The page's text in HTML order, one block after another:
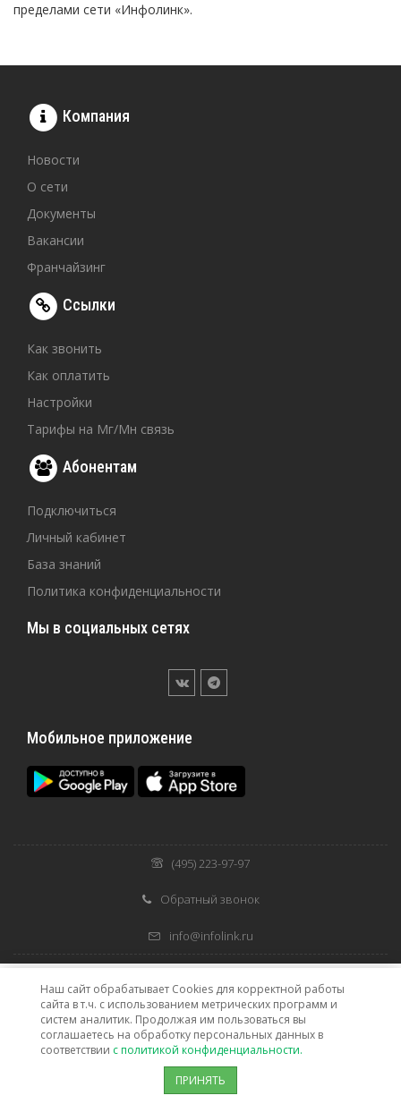
пределами сети «Инфолинк».
Компания
Новости
О сети
Документы
Вакансии
Франчайзинг
Ссылки
Как звонить
Как оплатить
Настройки
Тарифы на Мг/Мн связь
Абонентам
Подключиться
Личный кабинет
База знаний
Политика конфиденциальности
Мы в социальных сетях
Мобильное приложение
(495) 223-97-97
Обратный звонок
info@infolink.ru
Услуги предоставляются при наличии технической
возможности.
© ООО «Информационные и коммуникационные технологии»,
2026 г.
Наш сайт обрабатывает Cookies для корректной работы
сайта в т.ч. с использованием метрических программ и
систем аналитик. Продолжая им пользоваться вы
соглашаетесь на обработку персональных данных в
соответствии с политикой конфиденциальности.
ПРИНЯТЬ